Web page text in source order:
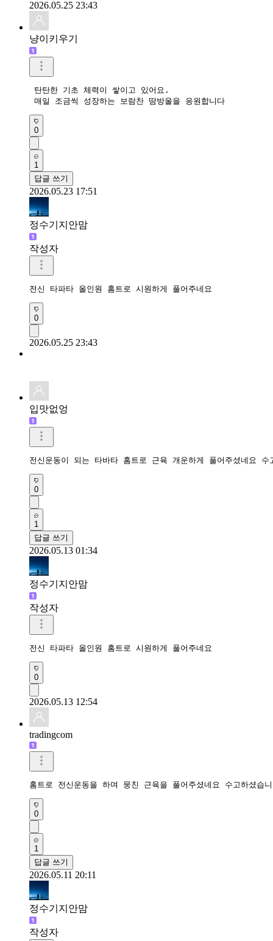
2026.05.25 23:43
냥이키우기
탄탄한 기초 체력이 쌓이고 있어요.
매일 조금씩 성장하는 보람찬 땀방울을 응원합니다
0
1
답글 쓰기
2026.05.23 17:51
정수기지안맘
작성자
전신 타파타 올인원 홈트로 시원하게 풀어주네요
0
2026.05.25 23:43
입맛없엉
전신운동이 되는 타바타 홈트로 근육 개운하게 풀어주셨네요 수
0
1
답글 쓰기
2026.05.13 01:34
정수기지안맘
작성자
전신 타파타 올인원 홈트로 시원하게 풀어주네요
0
2026.05.13 12:54
tradingcom
홈트로 전신운동을 하며 뭉친 근육을 풀어주셨네요 수고하셨습
0
1
답글 쓰기
2026.05.11 20:11
정수기지안맘
작성자